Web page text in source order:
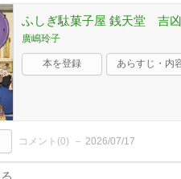
ふしぎ駄菓子屋 銭天堂 吉
廣嶋玲子
本を登録 あらすじ・内
コメント(0) 2026/07/17